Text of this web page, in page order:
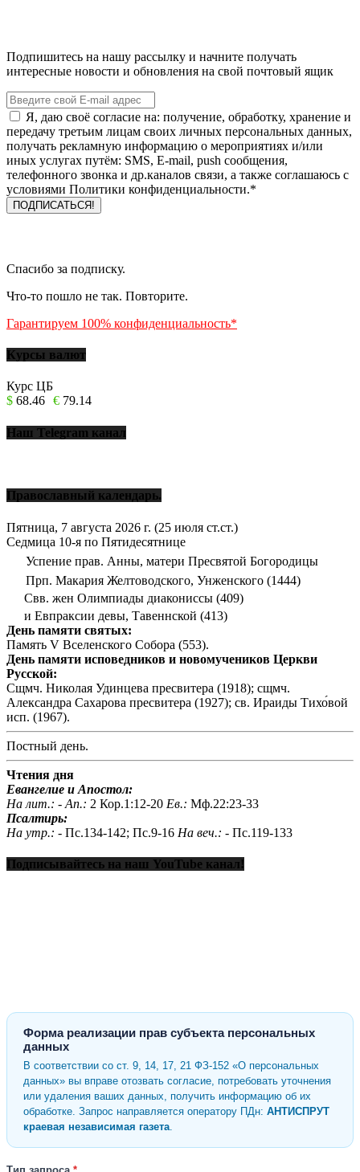
Подпишитесь на нашу рассылку и начните получать
интересные новости и обновления на свой почтовый ящик
Я, даю своё согласие на: получение, обработку, хранение и
передачу третьим лицам своих личных персональных данных,
получать рекламную информацию о мероприятиях и/или
иных услугах путём: SMS, E-mail, push сообщения,
телефонного звонка и др.каналов связи, а также соглашаюсь с
условиями Политики конфиденциальности.*
Спасибо за подписку.
Что-то пошло не так. Повторите.
Гарантируем 100% конфиденциальность*
Курсы валют
Курс ЦБ
$ 68.46 € 79.14
Наш Telegram канал
Православный календарь.
Пятница, 7 августа 2026 г. (25 июля ст.ст.)
Седмица 10-я по Пятидесятнице
Успение прав. Анны, матери Пресвятой Богородицы
Прп. Макария Желтоводского, Унженского (1444)
Свв. жен Олимпиады диакониссы (409)
и Евпраксии девы, Тавеннской (413)
День памяти святых:
Память V Вселенского Собора (553).
День памяти исповедников и новомучеников Церкви
Русской:
Сщмч. Николая Удинцева пресвитера (1918); сщмч.
Александра Сахарова пресвитера (1927); св. Ираиды Тихо́вой
исп. (1967).
Постный день.
Чтения дня
Евангелие и Апостол:
На лит.: - Ап.: 2 Кор.1:12-20 Ев.: Мф.22:23-33
Псалтирь:
На утр.: - Пс.134-142; Пс.9-16 На веч.: - Пс.119-133
Подписывайтесь на наш YouTube канал!
Форма реализации прав субъекта персональных
данных
В соответствии со ст. 9, 14, 17, 21 ФЗ-152 «О персональных
данных» вы вправе отозвать согласие, потребовать уточнения
или удаления ваших данных, получить информацию об их
обработке. Запрос направляется оператору ПДн: АНТИСПРУТ
краевая независимая газета.